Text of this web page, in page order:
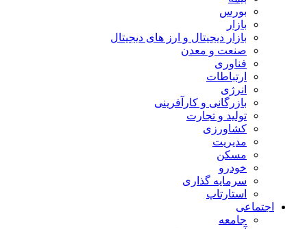
بورس
بازار
بازار دیجیتال و ارز های دیجیتال
صنعت و معدن
فناوری
ارتباطات
انرژی
بازرگانی و کارآفرینی
تولید و تجارت
کشاورزی
مدیریت
مسکن
خودرو
سرمایه گذاری
استارتاپ
اجتماعی
جامعه